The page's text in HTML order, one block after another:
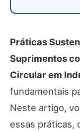
Práticas
Suprimentos
Circular em
fundamentais
Neste artigo,
essas práticas,